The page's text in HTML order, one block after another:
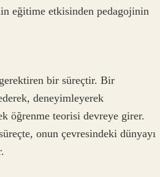
eğitime etkisinden pedagojinin
bir süreçtir. Bir
deneyimleyerek
öğrenme teorisi devreye girer.
onun çevresindeki dünyayı